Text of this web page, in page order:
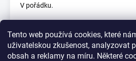
Tento web používá cookies, které
uživatelskou zkušenost, analyzovat
obsah a reklamy na míru. Některé
V pořádku.
5.7.2025
Skvělý rychlax